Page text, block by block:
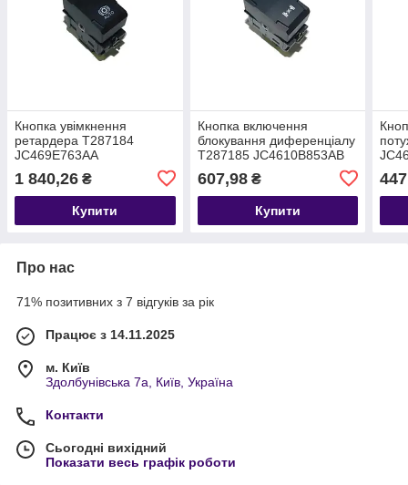
Кнопка увімкнення
ретардера T287184
JC469E763AA
1 840,26 ₴
Купити
Кнопка включення
блокування диференціалу
T287185 JC4610B853AB
607,98₴
Купити
Про нас
71% позитивних з 7 відгуків за рік
Працює з 14.11.2025
м. Київ
Здолбунівська 7а, Київ, Україна
Контакти
Сьогодні вихідний
Показати весь графік роботи